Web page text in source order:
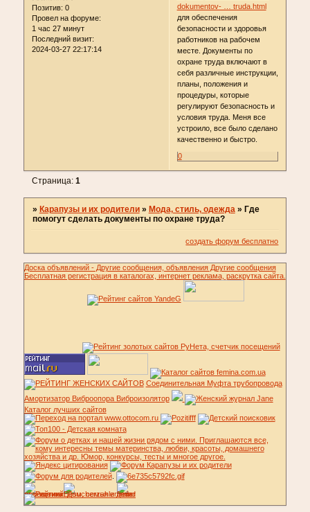
Позитив: 0
Провел на форуме:
1 час 27 минут
Последний визит:
2024-03-27 22:17:14
dokumentov- … truda.html
для обеспечения
безопасности и здоровья
работников на рабочем
месте. Документы по
охране труда включают в
себя различные инструкции,
планы, положения и
процедуры, которые
регулируют безопасность и
условия труда. Меня все
устроило, все было сделано
качественно и быстро.
0
Страница: 1
» Карапузы и их родители » Мода, стиль, одежда » Где
помогут сделать документы по охране труда?
создать форум бесплатно
Доска объявлений - Другие сообщения, объявления Другие сообщения
Бесплатная регистрация в каталогах, интернет реклама, раскрутка сайта.
Соединительная Муфта трубопровода
Амортизатор Виброопора Виброизолятор
Каталог лучших сайтов
.